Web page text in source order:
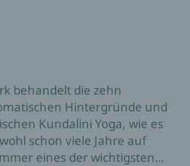
behandelt die zehn
Hintergründe und
Kundalini Yoga, wie es
schon viele Jahre auf
eines der wichtigsten